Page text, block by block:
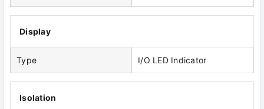
Display
Type I/O LED Indicator
Isolation